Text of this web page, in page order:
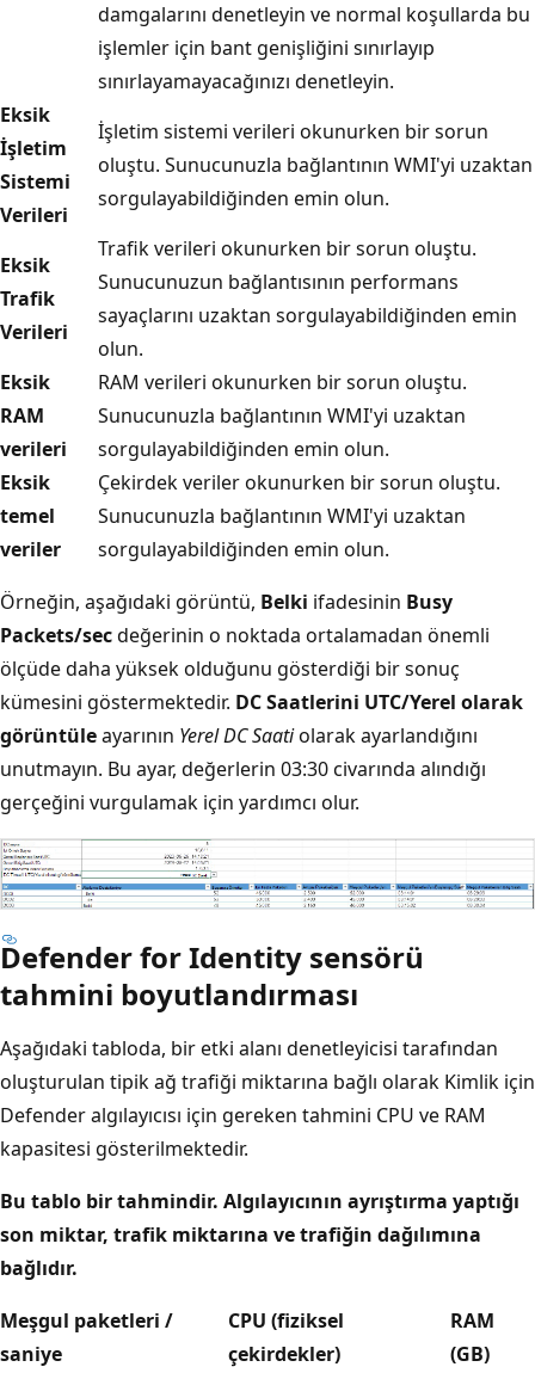
damgalarını denetleyin ve normal koşullarda bu
işlemler için bant genişliğini sınırlayıp
sınırlayamayacağınızı denetleyin.
Eksik
İşletim
Sistemi
Verileri
İşletim sistemi verileri okunurken bir sorun
oluştu. Sunucunuzla bağlantının WMI'yi uzaktan
sorgulayabildiğinden emin olun.
Eksik
Trafik
Verileri
Trafik verileri okunurken bir sorun oluştu.
Sunucunuzun bağlantısının performans
sayaçlarını uzaktan sorgulayabildiğinden emin
olun.
Eksik
RAM
verileri
RAM verileri okunurken bir sorun oluştu.
Sunucunuzla bağlantının WMI'yi uzaktan
sorgulayabildiğinden emin olun.
Eksik
temel
veriler
Çekirdek veriler okunurken bir sorun oluştu.
Sunucunuzla bağlantının WMI'yi uzaktan
sorgulayabildiğinden emin olun.
Örneğin, aşağıdaki görüntü, Belki ifadesinin Busy
Packets/secdeğerinin o noktada ortalamadan önemli
ölçüde daha yüksek olduğunu gösterdiği bir sonuç
kümesini göstermektedir. DC Saatlerini UTC/Yerel olarak
görüntüleayarının Yerel DC Saatiolarak ayarlandığını
unutmayın. Bu ayar, değerlerin 03:30 civarında alındığı
gerçeğini vurgulamak için yardımcı olur.
Defender for Identity sensörü
tahmini boyutlandırması
Aşağıdaki tabloda, bir etki alanı denetleyicisi tarafından
oluşturulan tipik ağ trafiği miktarına bağlı olarak Kimlik için
Defender algılayıcısı için gereken tahmini CPU ve RAM
kapasitesi gösterilmektedir.
Bu tablo bir tahmindir. Algılayıcının ayrıştırma yaptığı
son miktar, trafik miktarına ve trafiğin dağılımına
bağlıdır.
Meşgul paketleri /
saniye
CPU (fiziksel
çekirdekler)
RAM
(GB)